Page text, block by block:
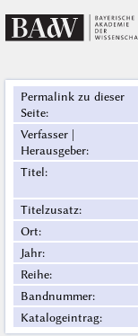
Permalink zu dieser
Seite:
Verfasser |
Herausgeber:
Titel:
Titelzusatz:
Ort:
Jahr:
Reihe:
Bandnummer:
Katalogeintrag: